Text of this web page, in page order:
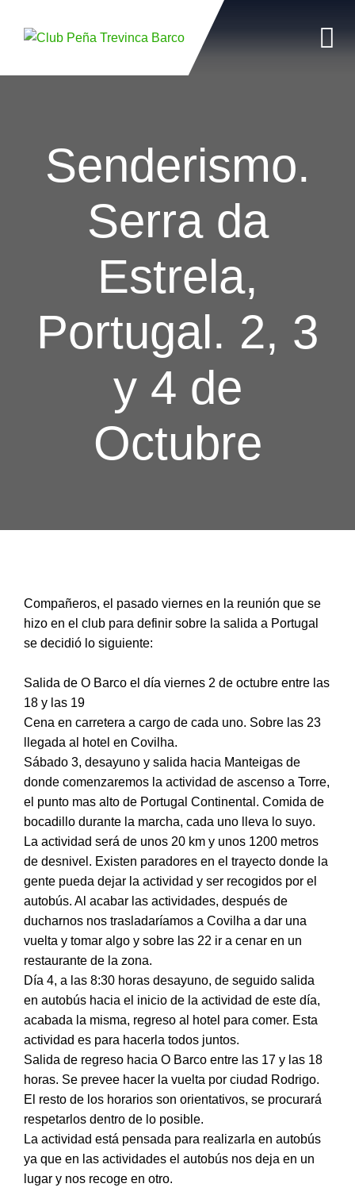
Senderismo.
Serra da
Estrela,
Portugal. 2, 3
y 4 de
Octubre
Compañeros, el pasado viernes en la reunión que se
hizo en el club para definir sobre la salida a Portugal
se decidió lo siguiente:
Salida de O Barco el día viernes 2 de octubre entre las
18 y las 19
Cena en carretera a cargo de cada uno. Sobre las 23
llegada al hotel en Covilha.
Sábado 3, desayuno y salida hacia Manteigas de
donde comenzaremos la actividad de ascenso a Torre,
el punto mas alto de Portugal Continental. Comida de
bocadillo durante la marcha, cada uno lleva lo suyo.
La actividad será de unos 20 km y unos 1200 metros
de desnivel. Existen paradores en el trayecto donde la
gente pueda dejar la actividad y ser recogidos por el
autobús. Al acabar las actividades, después de
ducharnos nos trasladaríamos a Covilha a dar una
vuelta y tomar algo y sobre las 22 ir a cenar en un
restaurante de la zona.
Día 4, a las 8:30 horas desayuno, de seguido salida
en autobús hacia el inicio de la actividad de este día,
acabada la misma, regreso al hotel para comer. Esta
actividad es para hacerla todos juntos.
Salida de regreso hacia O Barco entre las 17 y las 18
horas. Se prevee hacer la vuelta por ciudad Rodrigo.
El resto de los horarios son orientativos, se procurará
respetarlos dentro de lo posible.
La actividad está pensada para realizarla en autobús
ya que en las actividades el autobús nos deja en un
lugar y nos recoge en otro.